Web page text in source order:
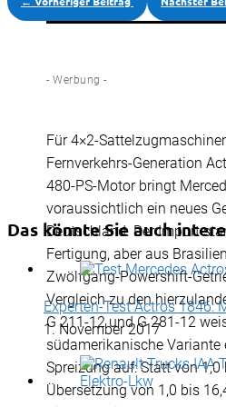
- Werbung -
Für 4×2-
Fernverkehrs-Generation
480-PS-Motor bringt
voraussichtlich ein neues
Deutschland. Der Import
Fertigung, aber aus
Zwölfgang-Powershift-
Vergleich zu den
G 211-12 und G 281-12
südamerikanische Variante
Spreizung auf: Statt von
Übersetzung von 1,0 bis
Das könnte Sie auch
Experten-Test Actros 1846:
1. November 2017